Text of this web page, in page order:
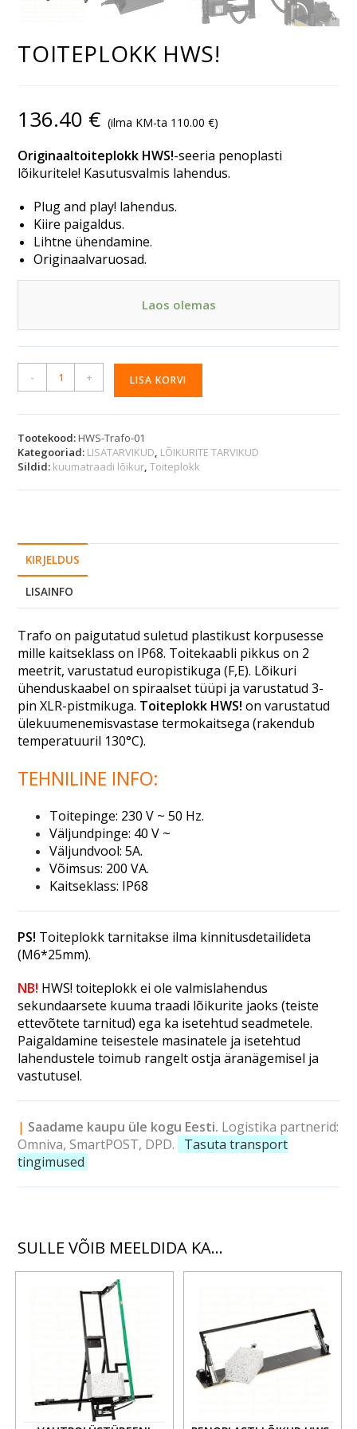
TOITEPLOKK HWS!
136.40 € (ilma KM-ta 110.00€)
Originaaltoiteplokk HWS!-seeria penoplasti
lõikuritele! Kasutusvalmis lahendus.
Plug and play! lahendus.
Kiire paigaldus.
Lihtne ühendamine.
Originaalvaruosad.
Laos olemas
- + LISA KORVI
n
t
Tootekood:HWS-Trafo-01
Kategooriad: LISATARVIKUD, LÕIKURITE TARVIKUD
Sildid: kuumatraadi lõikur,Toiteplokk
KIRJELDUS
LISAINFO
Trafo on paigutatud suletud plastikust korpusesse
mille kaitseklass on IP68. Toitekaabli pikkus on 2
meetrit, varustatud europistikuga (F,E). Lõikuri
ühenduskaabel on spiraalset tüüpi ja varustatud 3-
pin XLR-pistmikuga. Toiteplokk HWS! on varustatud
ülekuumenemisvastase termokaitsega (rakendub
temperatuuril 130°C).
TEHNILINE INFO:
Toitepinge: 230 V ~ 50 Hz.
Väljundpinge: 40 V ~
Väljundvool: 5A.
Võimsus: 200 VA.
Kaitseklass: IP68
PS! Toiteplokk tarnitakse ilma kinnitusdetailideta
(M6*25mm).
NB! HWS! toiteplokk ei ole valmislahendus
sekundaarsete kuuma traadi lõikurite jaoks (teiste
ettevõtete tarnitud) ega ka isetehtud seadmetele.
Paigaldamine teisestele masinatele ja isetehtud
lahendustele toimub rangelt ostja äranägemisel ja
vastutusel.
| Saadame kaupu üle kogu Eesti. Logistika partnerid:
Omniva, SmartPOST, DPD.
Tasuta transport
tingimused
SULLE VÕIB MEELDIDA KA…